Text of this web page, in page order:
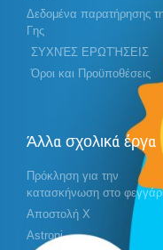
Δεδομένα παρατήρησης
Γης
ΣΥΧΝΈΣ ΕΡΩΤΉΣΕΙΣ
Όροι και Προϋποθέσεις
Άλλα σχολικά έργα
Πρόκληση για την
κατασκήνωση στο
Αποστολή X
Astropi